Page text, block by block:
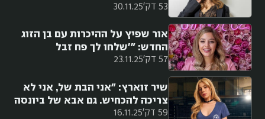
53 דק' 30.11.25
יכולה לחזור אחורה, הייתי לוחצת
57 דק' 23.11.25
אור שפיץ על ההיכרות עם בן הזוג
החדש: "'שלחו לך פח זבל
לפודטראק', חשבתי שזו העירייה.
59 דק' 16.11.25
שיר זוארץ: "אני הבת של, אני לא
צריכה להכחיש. גם אבא של ביונסה
השקיע בה"